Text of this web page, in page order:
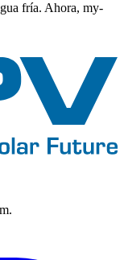
fría. Ahora, my-